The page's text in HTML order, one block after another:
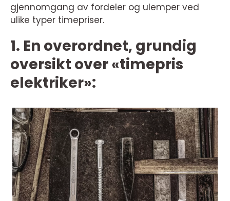
gjennomgang av fordeler og ulemper ved
ulike typer timepriser.
1. En overordnet, grundig
oversikt over «timepris
elektriker»: